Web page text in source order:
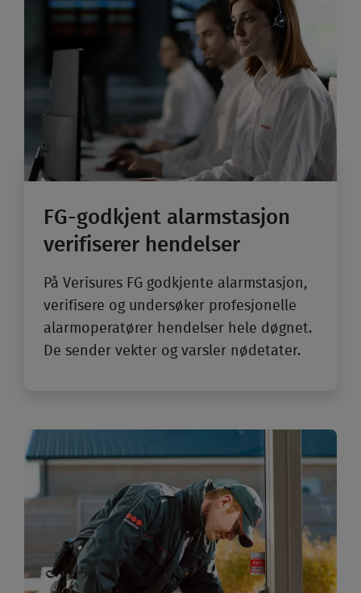
FG-godkjent alarmstasjon
verifiserer hendelser
På Verisures FG god­kjente alarm­stasjon,
verifisere og undersøker profesjonelle
alarmoperatører hendelser hele døgnet.
De sender vekter og varsler nødetater.